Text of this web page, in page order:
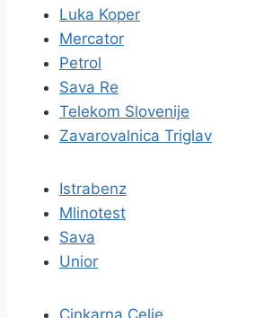
Luka Koper
Mercator
Petrol
Sava Re
Telekom Slovenije
Zavarovalnica Triglav
Istrabenz
Mlinotest
Sava
Unior
Cinkarna Celje